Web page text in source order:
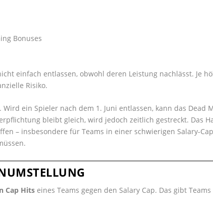
Bonuses
einfach entlassen, obwohl deren Leistung nachlässt. Je
Risiko.
. Wird ein Spieler nach dem 1. Juni entlassen, kann das Dead
bleibt gleich, wird jedoch zeitlich gestreckt. Das
– insbesondere für Teams in einer schwierigen Salary-
Cap Hits eines Teams gegen den Salary Cap. Das gibt Teams